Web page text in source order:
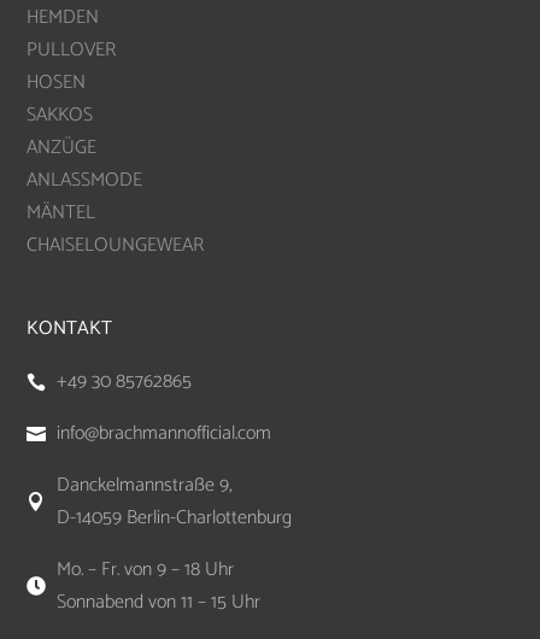
HEMDEN
PULLOVER
HOSEN
SAKKOS
ANZÜGE
ANLASSMODE
MÄNTEL
CHAISELOUNGEWEAR
KONTAKT
 +49 30 85762865
 info@brachmannofficial.com

Danckelmannstraße 9,
D-14059 Berlin-Charlottenburg

Mo. – Fr. von 9 – 18 Uhr
Sonnabend von 11 – 15 Uhr